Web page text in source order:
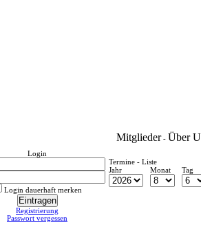
Mitglieder- Über
Login
Login dauerhaft merken
Registrierung
Passwort vergessen
Termine - Liste
Jahr
Monat Tag